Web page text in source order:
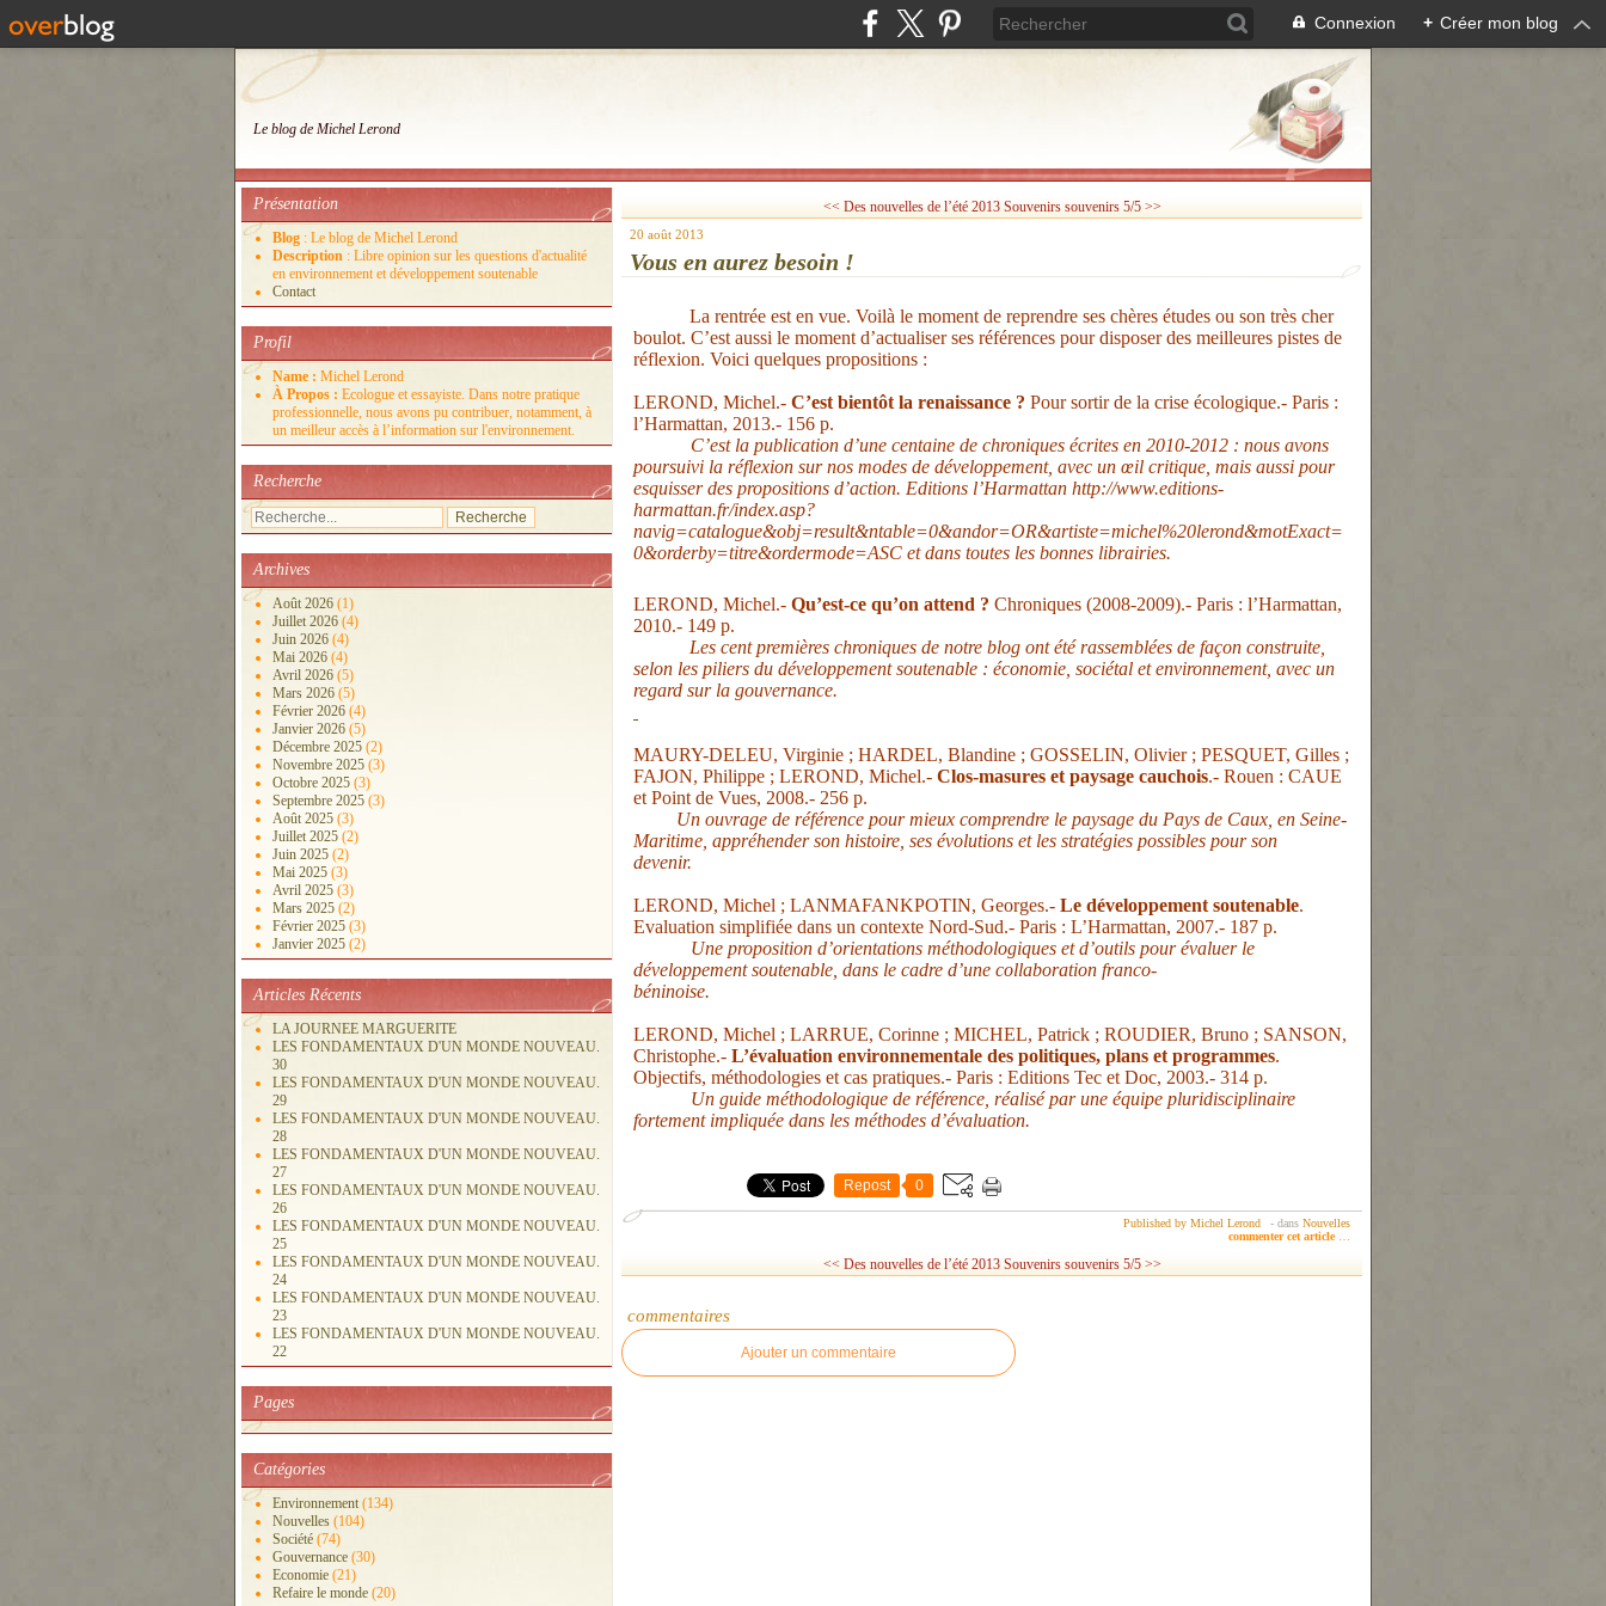
Connexion + Créer mon blog
Le blog de Michel Lerond
Présentation
Blog : Le blog de Michel Lerond
Description : Libre opinion sur les questions d'actualité
en environnement et développement soutenable
Contact
Profil
Name : Michel Lerond
À Propos : Ecologue et essayiste. Dans notre pratique
professionnelle, nous avons pu contribuer, notamment, à
un meilleur accès à l’information sur l'environnement.
Recherche
Archives
Août 2026 (1)
Juillet 2026 (4)
Juin 2026 (4)
Mai 2026 (4)
Avril 2026 (5)
Mars 2026 (5)
Février 2026 (4)
Janvier 2026 (5)
Décembre 2025 (2)
Novembre 2025 (3)
Octobre 2025 (3)
Septembre 2025 (3)
Août 2025 (3)
Juillet 2025 (2)
Juin 2025 (2)
Mai 2025 (3)
Avril 2025 (3)
Mars 2025 (2)
Février 2025 (3)
Janvier 2025 (2)
Articles Récents
LA JOURNEE MARGUERITE
LES FONDAMENTAUX D'UN MONDE NOUVEAU.
30
LES FONDAMENTAUX D'UN MONDE NOUVEAU.
29
LES FONDAMENTAUX D'UN MONDE NOUVEAU.
28
LES FONDAMENTAUX D'UN MONDE NOUVEAU.
27
LES FONDAMENTAUX D'UN MONDE NOUVEAU.
26
LES FONDAMENTAUX D'UN MONDE NOUVEAU.
25
LES FONDAMENTAUX D'UN MONDE NOUVEAU.
24
LES FONDAMENTAUX D'UN MONDE NOUVEAU.
23
LES FONDAMENTAUX D'UN MONDE NOUVEAU.
22
Pages
Catégories
Environnement (134)
Nouvelles (104)
Société (74)
Gouvernance (30)
Economie (21)
Refaire le monde (20)
<< Des nouvelles de l’été 2013 Souvenirs souvenirs 5/5 >>
20 août 2013
Vous en aurez besoin !
La rentrée est en vue. Voilà le moment de reprendre ses chères études ou son très cher
boulot. C’est aussi le moment d’actualiser ses références pour disposer des meilleures pistes de
réflexion. Voici quelques propositions :
LEROND, Michel.- C’est bientôt la renaissance ? Pour sortir de la crise écologique.- Paris :
l’Harmattan, 2013.- 156 p.
C’est la publication d’une centaine de chroniques écrites en 2010-2012 : nous avons
poursuivi la réflexion sur nos modes de développement, avec un œil critique, mais aussi pour
esquisser des propositions d’action. Editions l’Harmattan http://www.editions-
harmattan.fr/index.asp?
navig=catalogue&obj=result&ntable=0&andor=OR&artiste=michel%20lerond&motExact=
0&orderby=titre&ordermode=ASC et dans toutes les bonnes librairies.
LEROND, Michel.- Qu’est-ce qu’on attend ? Chroniques (2008-2009).- Paris : l’Harmattan,
2010.- 149 p.
Les cent premières chroniques de notre blog ont été rassemblées de façon construite,
selon les piliers du développement soutenable : économie, sociétal et environnement, avec un
regard sur la gouvernance.
MAURY-DELEU, Virginie ; HARDEL, Blandine ; GOSSELIN, Olivier ; PESQUET, Gilles ;
FAJON, Philippe ; LEROND, Michel.- Clos-masures et paysage cauchois.- Rouen : CAUE
et Point de Vues, 2008.- 256 p.
Un ouvrage de référence pour mieux comprendre le paysage du Pays de Caux, en Seine-
Maritime, appréhender son histoire, ses évolutions et les stratégies possibles pour son
devenir.
LEROND, Michel ; LANMAFANKPOTIN, Georges.- Le développement soutenable.
Evaluation simplifiée dans un contexte Nord-Sud.- Paris : L’Harmattan, 2007.- 187 p.
Une proposition d’orientations méthodologiques et d’outils pour évaluer le
développement soutenable, dans le cadre d’une collaboration franco-
béninoise.
LEROND, Michel ; LARRUE, Corinne ; MICHEL, Patrick ; ROUDIER, Bruno ; SANSON,
Christophe.- L’évaluation environnementale des politiques, plans et programmes.
Objectifs, méthodologies et cas pratiques.- Paris : Editions Tec et Doc, 2003.- 314 p.
Un guide méthodologique de référence, réalisé par une équipe pluridisciplinaire
fortement impliquée dans les méthodes d’évaluation.
Repost 0
Published by Michel Lerond - dans Nouvelles
commenter cet article
<< Des nouvelles de l’été 2013 Souvenirs souvenirs 5/5 >>
commentaires
Ajouter un commentaire